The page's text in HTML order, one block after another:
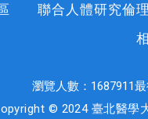
聯合人體研究倫
瀏覽人數： 1687911
© 2024 臺北醫學